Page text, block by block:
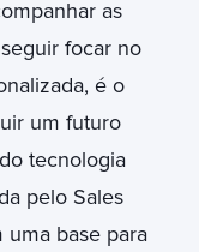
as
focar no
é o
um futuro
tecnologia
pelo Sales
uma base para